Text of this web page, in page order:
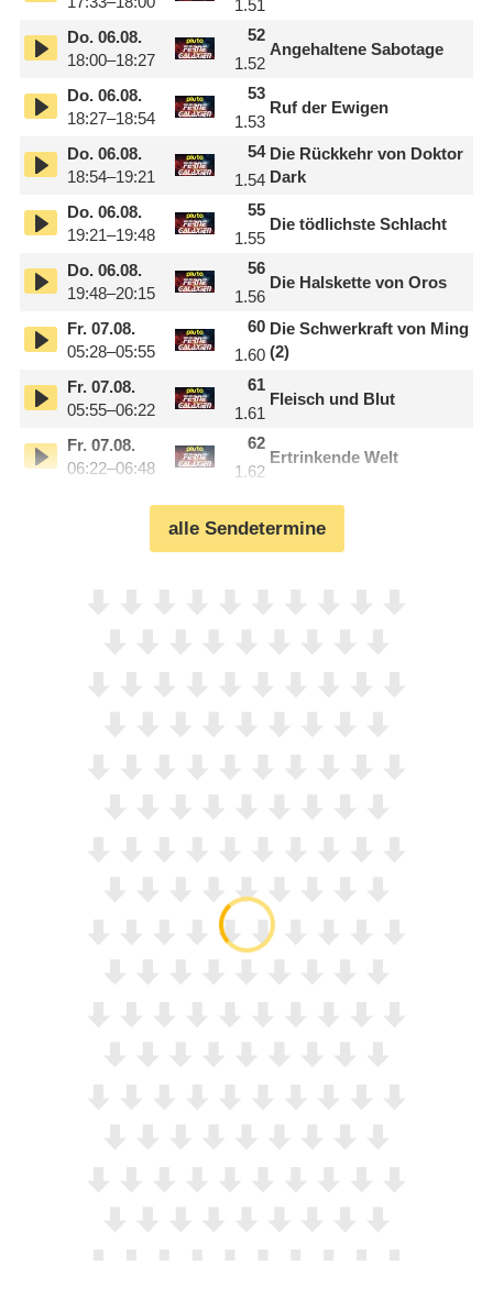
1.51
Do.06.08.
18:00–18:27
52
1.52
Angehaltene Sabotage
Do.06.08.
18:27–18:54
53
1.53
Ruf der Ewigen
Do.06.08.
18:54–19:21
54
1.54
Die Rückkehr von Doktor
Dark
Do.06.08.
19:21–19:48
55
1.55
Die tödlichste Schlacht
Do.06.08.
19:48–20:15
56
1.56
Die Halskette von Oros
Fr.07.08.
05:28–05:55
60
1.60
Die Schwerkraft von Ming
(2)
Fr.07.08.
05:55–06:22
61
1.61
Fleisch und Blut
Fr. 07.08.
06:22–06:48
62
1.62
Ertrinkende Welt
alle Sendetermine